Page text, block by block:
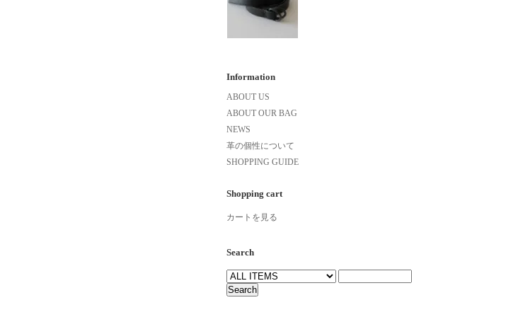
Information
ABOUT US
ABOUT OUR BAG
NEWS
革の個性について
SHOPPING GUIDE
Shopping cart
カートを見る
Search